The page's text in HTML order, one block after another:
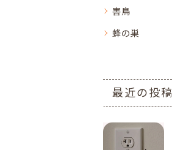
害鳥
蜂の巣
最近の投稿